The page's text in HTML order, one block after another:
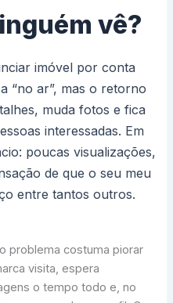
vê?
imóvel por conta
“no ar”, mas o retorno
muda fotos e fica
interessadas. Em
poucas visualizações,
de que o seu meu
entre tantos outros.
problema costuma piorar
visita, espera
o tempo todo e, no